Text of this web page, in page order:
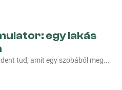
egy lakás
tud, amit egy szobából meg